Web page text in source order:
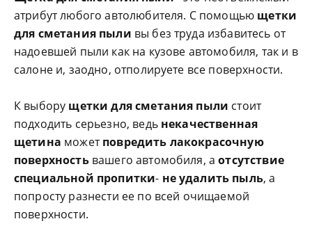
атрибут любого автолюбителя. С помощью щетки
для сметания пыли вы без труда избавитесь от
надоевшей пыли как на кузове автомобиля, так и в
салоне и, заодно, отполируете все поверхности.
К выбору щетки для сметания пыли стоит
подходить серьезно, ведь некачественная
щетина можетповредить лакокрасочную
поверхностьвашего автомобиля, аотсутствие
специальной пропитки- не удалить пыль, а
попросту разнести ее по всей очищаемой
поверхности.